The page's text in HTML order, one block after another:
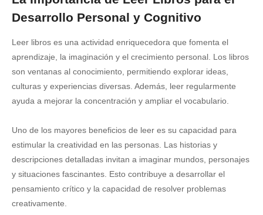
Desarrollo Personal y Cognitivo
Leer libros es una actividad enriquecedora que fomenta el
aprendizaje, la imaginación y el crecimiento personal. Los libros
son ventanas al conocimiento, permitiendo explorar ideas,
culturas y experiencias diversas. Además, leer regularmente
ayuda a mejorar la concentración y ampliar el vocabulario.
Uno de los mayores beneficios de leer es su capacidad para
estimular la creatividad en las personas. Las historias y
descripciones detalladas invitan a imaginar mundos, personajes
y situaciones fascinantes. Esto contribuye a desarrollar el
pensamiento crítico y la capacidad de resolver problemas
creativamente.